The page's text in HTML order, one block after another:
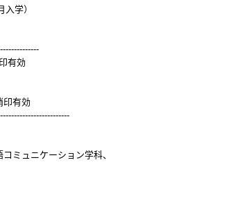
学）
有効
印有効
ミュニケーション学科、